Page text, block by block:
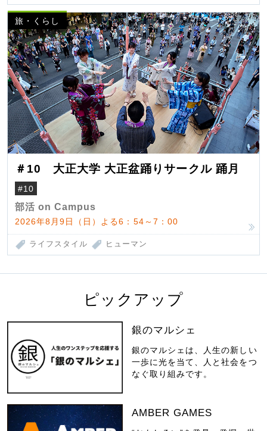
旅・くらし
＃10 大正大学 大正盆踊りサークル 踊月
#10
部活 on Campus
2026年8月9日（日）よる6：54～7：00
ライフスタイル ヒューマン
ピックアップ
銀のマルシェ
銀のマルシェは、人生の新しい
一歩に光を当て、人と社会をつ
なぐ取り組みです。
AMBER GAMES